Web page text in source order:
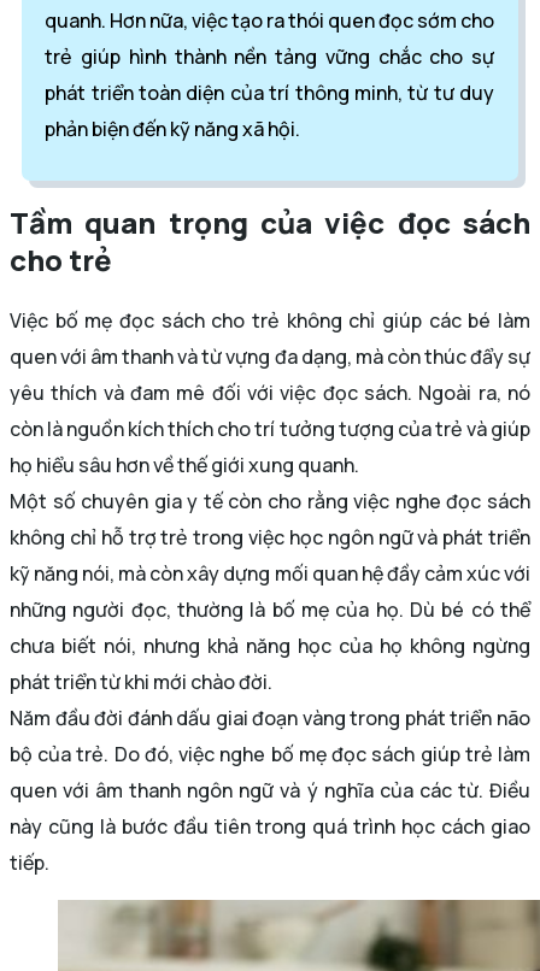
quanh. Hơn nữa, việc tạo ra thói quen đọc sớm cho
trẻ giúp hình thành nền tảng vững chắc cho sự
phát triển toàn diện của trí thông minh, từ tư duy
phản biện đến kỹ năng xã hội.
Tầm quan trọng của việc đọc sách
cho trẻ
Việc bố mẹ đọc sách cho trẻ không chỉ giúp các bé làm
quen với âm thanh và từ vựng đa dạng, mà còn thúc đẩy sự
yêu thích và đam mê đối với việc đọc sách. Ngoài ra, nó
còn là nguồn kích thích cho trí tưởng tượng của trẻ và giúp
họ hiểu sâu hơn về thế giới xung quanh.
Một số chuyên gia y tế còn cho rằng việc nghe đọc sách
không chỉ hỗ trợ trẻ trong việc học ngôn ngữ và phát triển
kỹ năng nói, mà còn xây dựng mối quan hệ đầy cảm xúc với
những người đọc, thường là bố mẹ của họ. Dù bé có thể
chưa biết nói, nhưng khả năng học của họ không ngừng
phát triển từ khi mới chào đời.
Năm đầu đời đánh dấu giai đoạn vàng trong phát triển não
bộ của trẻ. Do đó, việc nghe bố mẹ đọc sách giúp trẻ làm
quen với âm thanh ngôn ngữ và ý nghĩa của các từ. Điều
này cũng là bước đầu tiên trong quá trình học cách giao
tiếp.